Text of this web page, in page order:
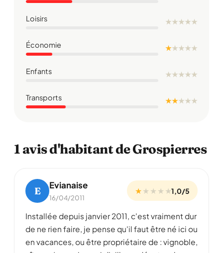
Loisirs ★★★★★
Économie ★★★★★
Enfants ★★★★★
Transports ★ ★★★★
1 avis d'habitant de Grospierres
E Evianaise
16/04/2011
★★ ★ ★ ★1,0/5
Installée depuis janvier 2011, c'est vraiment dur
de ne rien faire, je pense qu'il faut être né ici ou
en vacances, ou être propriétaire de : vignoble,